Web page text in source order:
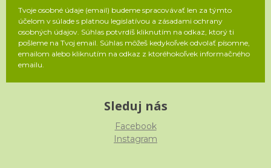
Tvoje osobné údaje (email) budeme spracovávať len za týmto
účelom v súlade s platnou legislatívou a zásadami ochrany
osobných údajov. Súhlas potvrdíš kliknutím na odkaz, ktorý ti
pošleme na Tvoj email. Súhlas môžeš kedykoľvek odvolať písomne,
emailom alebo kliknutím na odkaz z ktoréhokoľvek informačného
emailu.
Sleduj nás
Facebook
Instagram